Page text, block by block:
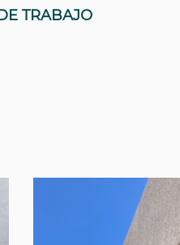
TRABAJO